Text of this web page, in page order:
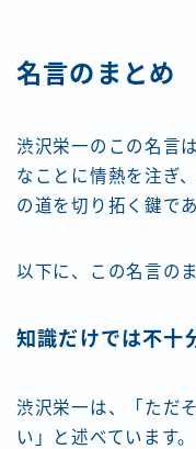
名言のまとめ
渋沢栄一のこの名言
なことに情熱を注ぎ
の道を切り拓く鍵で
以下に、この名言の
知識だけでは不十
渋沢栄一は、「ただ
い」と述べています。